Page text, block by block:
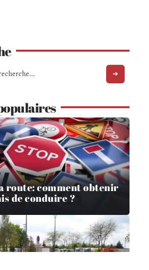
route: comment obtenir
de conduire ?